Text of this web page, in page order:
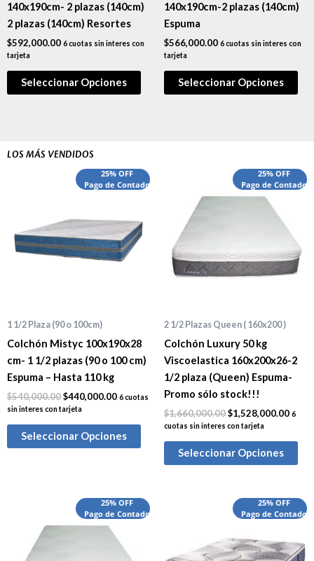
140x190cm- 2 plazas (140cm)
2 plazas (140cm) Resortes
$592,000.00 6 cuotas sin interes con
tarjeta
Seleccionar Opciones
140x190cm-2 plazas (140cm)
Espuma
$566,000.00 6 cuotas sin interes con
tarjeta
Seleccionar Opciones
LOS MÁS VENDIDOS
25% OFF
Pago de Contado
1 1/2 Plaza (90 o 100cm)
Colchón Mistyc 100x190x28
cm- 1 1/2 plazas (90 o 100 cm)
Espuma – Hasta 110 kg
$540,000.00
precio
$540,000.00.
$440,000.00
El
precio
$440,000.00.
6 cuotas
sin interes con tarjeta
Seleccionar Opciones
25% OFF
Pago de Contado
2 1/2 Plazas Queen ( 160x200 )
Colchón Luxury 50 kg
Viscoelastica 160x200x26-2
1/2 plaza (Queen) Espuma-
Promo sólo stock!!!
$1,660,000.00
El
precio
original
$1,660,000.00.
$1,528,000.00
El
6
cuotas sin interes con tarjeta
Seleccionar Opciones
25% OFF
Pago de Contado
El
precio
original
$2,065,000.00.
El
precio
$1,905,000.00.
25% OFF
Pago de Contado
El
precio
era:
$2,850,000.00.
El